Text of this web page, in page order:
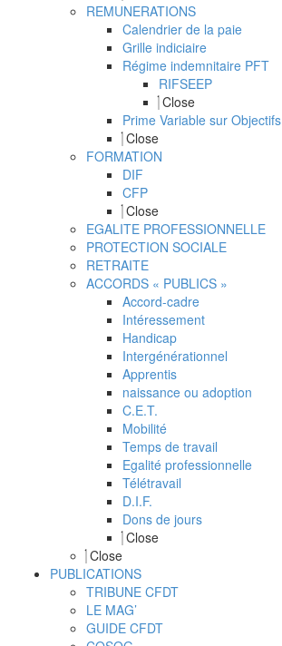
REMUNERATIONS
Calendrier de la paie
Grille indiciaire
Régime indemnitaire PFT
RIFSEEP
Close
Prime Variable sur Objectifs
Close
FORMATION
DIF
CFP
Close
EGALITE PROFESSIONNELLE
PROTECTION SOCIALE
RETRAITE
ACCORDS « PUBLICS »
Accord-cadre
Intéressement
Handicap
Intergénérationnel
Apprentis
naissance ou adoption
C.E.T.
Mobilité
Temps de travail
Egalité professionnelle
Télétravail
D.I.F.
Dons de jours
Close
Close
PUBLICATIONS
TRIBUNE CFDT
LE MAG’
GUIDE CFDT